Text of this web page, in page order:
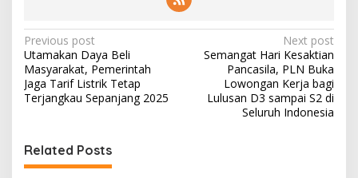
P
o
s
a
Previous post
Utamakan Daya Beli
Masyarakat, Pemerintah
Jaga Tarif Listrik Tetap
Terjangkau Sepanjang 2025
Next post
Semangat Hari Kesaktian
Pancasila, PLN Buka
Lowongan Kerja bagi
Lulusan D3 sampai S2 di
Seluruh Indonesia
Related Posts